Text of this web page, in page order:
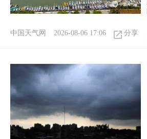
中国天气网 2026-08-06 17:06 分享